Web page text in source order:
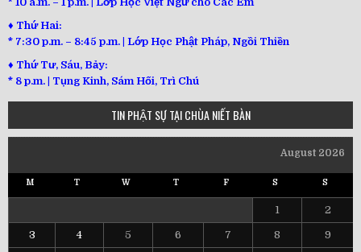
♦ Thứ Hai:
* 7:30 p.m. – 8:45 p.m. | Lớp Học Phật Pháp, Ngồi Thiền
♦ Thứ Tư, Sáu, Bảy:
* 8 p.m. | Tụng Kinh, Sám Hối, Trì Chú
TIN PHẬT SỰ TẠI CHÙA NIẾT BÀN
August 2026
M T W T F S S
1 2
3 4 5 6 7 8 9